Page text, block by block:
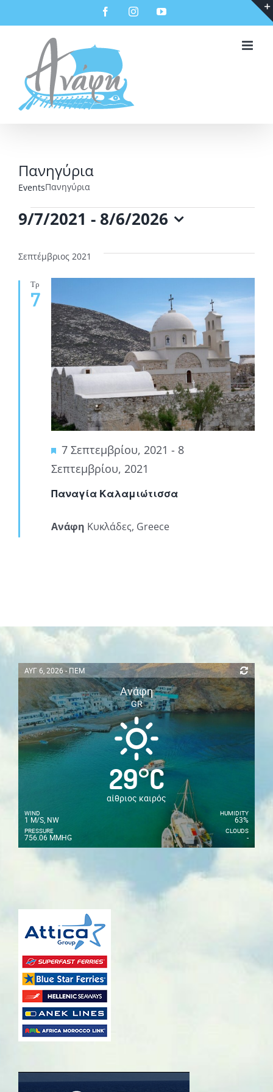
στο
περιεχόμενο
FacebookInstagramYouTube
Πανηγύρια
EventsΠανηγύρια
Events
9/7/2021 - 8/6/2026
date.
Σεπτέμβριος 2021
Τρ
7
Παναγία Καλαμιώτισσα
Featured
7 Σεπτεμβρίου, 2021 - 8
Σεπτεμβρίου, 2021
Ανάφη Κυκλάδες, Greece
ΑΥΓ 6, 2026 - ΠΕΜ
Ανάφη
GR
29°C
αίθριος καιρός
WIND
1 M/S, NW
PRESSURE
756.06 MMHG
HUMIDITY
63%
CLOUDS
-